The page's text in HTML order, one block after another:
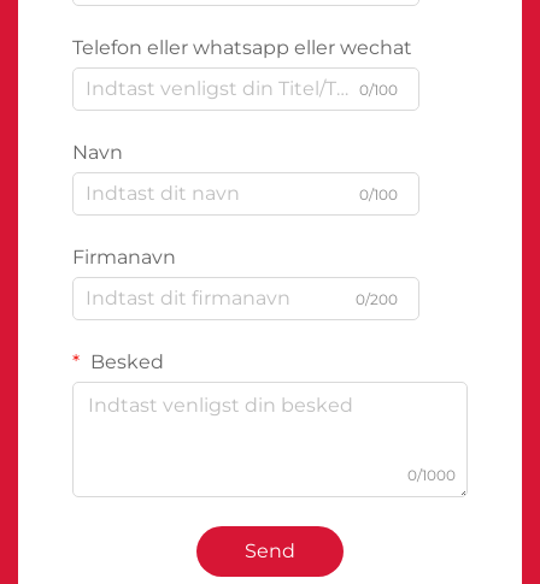
Telefon eller whatsapp eller wechat
0/100
Navn
0/100
Firmanavn
0/200
Besked
0/1000
Send